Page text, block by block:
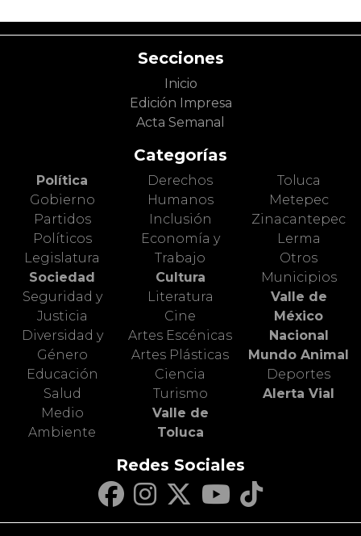
Secciones
Inicio
Edición Impresa
Acta Semanal
Categorías
Política
Gobierno
Partidos
Políticos
Legislatura
Sociedad
Seguridad y
Justicia
Diversidad y
Género
Educación
Salud
Medio
Ambiente
Derechos
Humanos
Inclusión
Economía y
Trabajo
Cultura
Literatura
Cine
Artes Escénicas
Artes Plásticas
Ciencia
Turismo
Valle de
Toluca
Toluca
Metepec
Zinacantepec
Lerma
Otros
Municipios
Valle de
México
Nacional
Mundo Animal
Deportes
Alerta Vial
Redes Sociales